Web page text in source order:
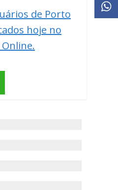
de Porto
hoje no